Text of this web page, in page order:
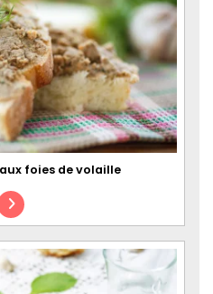
foies de volaille